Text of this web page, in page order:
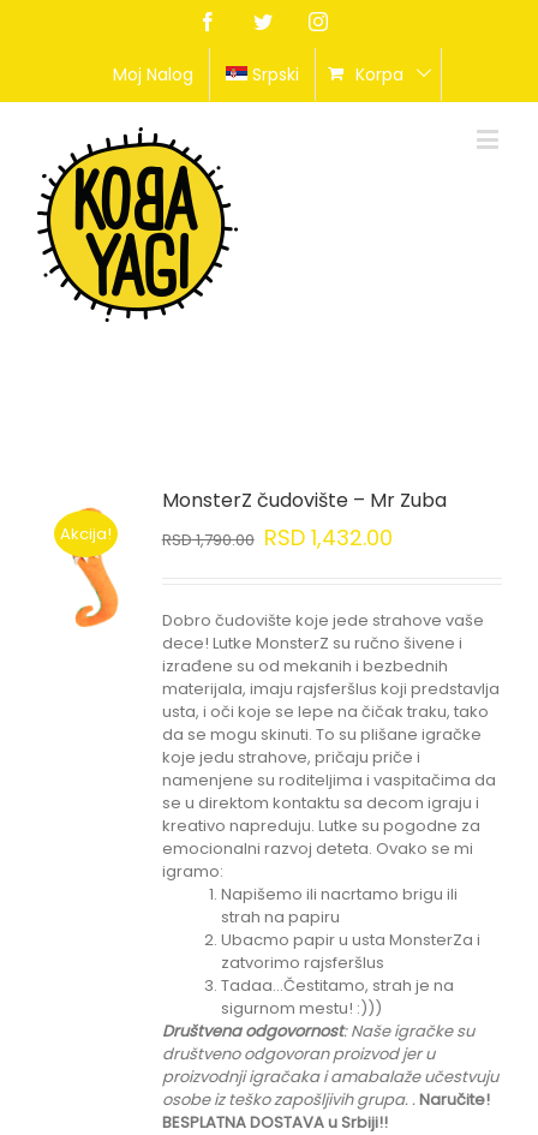
FacebookTwitterInstagram
Moj Nalog Srpski Korpa
Akcija!
MonsterZ čudovište – Mr Zuba
RSD1,790.00 RSD1,432.00
Dobro čudovište koje jede strahove vaše
dece! Lutke MonsterZ su ručno šivene i
izrađene su od mekanih i bezbednih
materijala, imaju rajsferšlus koji predstavlja
usta, i oči koje se lepe na čičak traku, tako
da se mogu skinuti. To su plišane igračke
koje jedu strahove, pričaju priče i
namenjene su roditeljima i vaspitačima da
se u direktom kontaktu sa decom igraju i
kreativo napreduju. Lutke su pogodne za
emocionalni razvoj deteta. Ovako se mi
igramo:
Napišemo ili nacrtamo brigu ili
strah na papiru
Ubacmo papir u usta MonsterZa i
zatvorimo rajsferšlus
Tadaa...Čestitamo, strah je na
sigurnom mestu! :)))
Društvena odgovornost: Naše igračke su
društveno odgovoran proizvod jer u
proizvodnji igračaka i amabalaže učestvuju
osobe iz teško zapošljivih grupa..Naručite!
BESPLATNA DOSTAVA u Srbiji!!